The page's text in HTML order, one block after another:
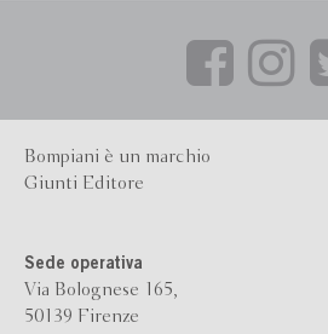
Bompiani è un marchio
Giunti Editore
Sede operativa
Via Bolognese 165,
50139 Firenze